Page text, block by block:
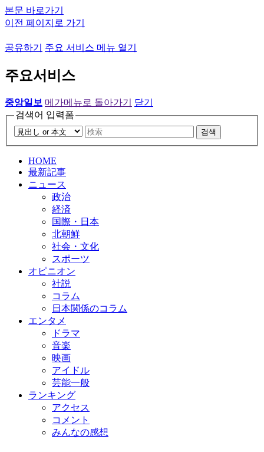
본문 바로가기
이전 페이지로 가기
공유하기 주요 서비스 메뉴 열기
주요서비스
중앙일보 메가메뉴로 돌아가기
닫기
검색어 입력폼
검색
HOME
最新記事
ニュース
政治
経済
国際・日本
北朝鮮
社会・文化
スポーツ
オピニオン
社説
コラム
日本関係のコラム
エンタメ
ドラマ
音楽
映画
アイドル
芸能一般
ランキング
アクセス
コメント
みんなの感想